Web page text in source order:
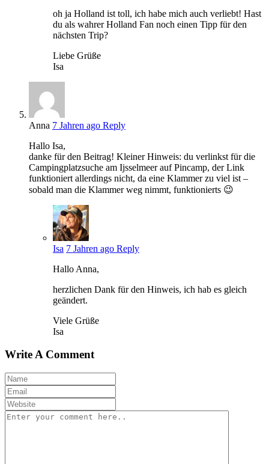
oh ja Holland ist toll, ich habe mich auch verliebt! Hast
du als wahrer Holland Fan noch einen Tipp für den
nächsten Trip?
Liebe Grüße
Isa
Anna 7 Jahren ago Reply
Hallo Isa,
danke für den Beitrag! Kleiner Hinweis: du verlinkst für die
Campingplatzsuche am Ijsselmeer auf Pincamp, der Link
funktioniert allerdings nicht, da eine Klammer zu viel ist –
sobald man die Klammer weg nimmt, funktionierts 😉
Isa 7 Jahren ago Reply
Hallo Anna,
herzlichen Dank für den Hinweis, ich hab es gleich
geändert.
Viele Grüße
Isa
Write A Comment